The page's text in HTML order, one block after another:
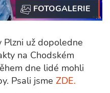
Plzni už dopoledne
na Chodském
dne lidé mohli
Psali jsme ZDE.